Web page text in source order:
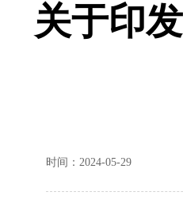
关于印
时间：2024-05-29